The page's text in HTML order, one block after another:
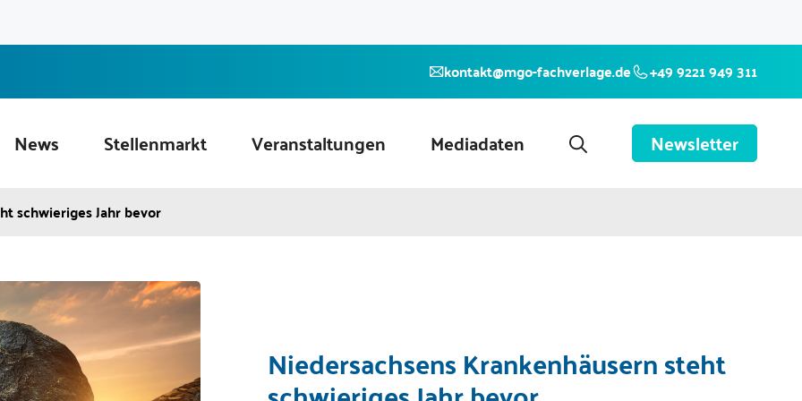
kontakt@mgo-fachverlage.de +49 9221 949 311
News Stellenmarkt Veranstaltungen Mediadaten Newsletter
schwieriges Jahr bevor
Niedersachsens Krankenhäusern steht